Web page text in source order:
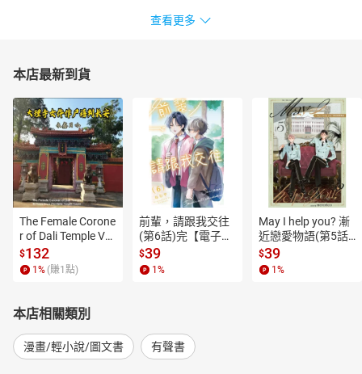
查看更多
本店最新到貨
The Female Corone
r of Dali Temple Vo
l.6【有聲書】
$132
1 % (賺1 點)
前輩，請跟我交往
(第6話)完【電子
書】
$39
1 %
May I help you? 漸
近戀愛物語(第5話)
【電子書】
$39
1 %
本店相關類別
漫畫/輕小說/圖文書 有聲書